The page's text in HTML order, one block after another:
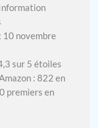
10 novembre
sur 5 étoiles
: 822 en
premiers en